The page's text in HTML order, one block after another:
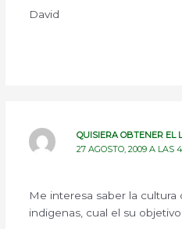
David
QUISIERA OBTENER EL
27 AGOSTO, 2009 A LAS
Me interesa saber la cultura
indigenas, cual el su